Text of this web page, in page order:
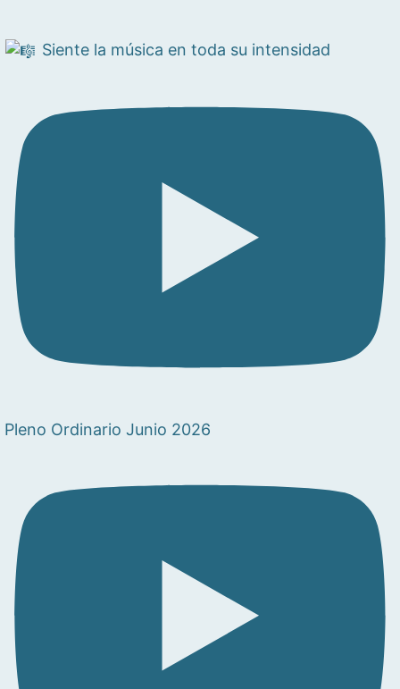
Siente la música en toda su intensidad
Pleno Ordinario Junio 2026